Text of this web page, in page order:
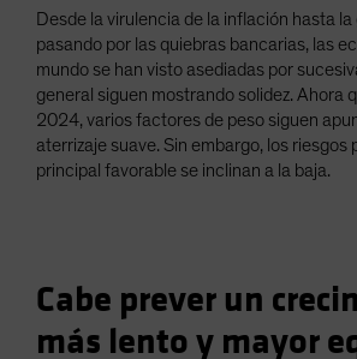
Taiwan - 台灣
UK
United States (US Citizens)
US (Non-US Citizens/NRC)
Desde la virulencia de la inflación hasta
pasando por las quiebras bancarias, las
mundo se han visto asediadas por
general siguen mostrando solidez. Ahora
2024, varios factores de peso siguen
aterrizaje suave. Sin embargo, los riesgos
principal favorable se inclinan a la baja.
Cabe prever un
más lento y mayor